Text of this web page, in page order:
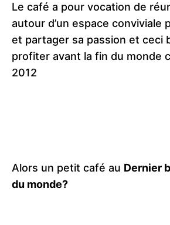
Le café a pour vocation de
autour d’un espace conviviale
et partager sa passion et ceci
profiter avant la fin du monde
2012
Alors un petit café au Dernier
du monde?